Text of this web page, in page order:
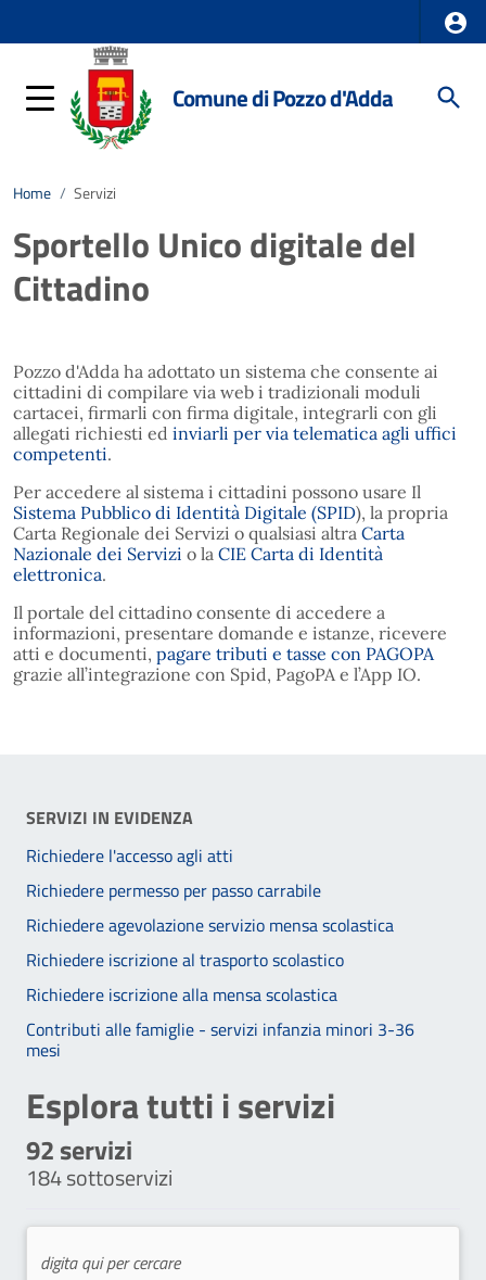
Comune di Pozzo d'Adda
Home / Servizi
Sportello Unico digitale del
Cittadino
Pozzo d'Adda ha adottato un sistema che consente ai
cittadini di compilare via web i tradizionali moduli
cartacei, firmarli con firma digitale, integrarli con gli
allegati richiesti ed inviarli per via telematica agli uffici
competenti.
Per accedere al sistema i cittadini possono usare Il
Sistema Pubblico di Identità Digitale (SPID), la propria
Carta Regionale dei Servizi o qualsiasi altra Carta
Nazionale dei Servizi o la CIE Carta di Identità
elettronica.
Il portale del cittadino consente di accedere a
informazioni, presentare domande e istanze, ricevere
atti e documenti, pagare tributi e tasse con PAGOPA
grazie all’integrazione con Spid, PagoPA e l’App IO.
Esplora tutti i servizi
92servizi
184sottoservizi
SERVIZI IN EVIDENZA
Richiedere l'accesso agli atti
Richiedere permesso per passo carrabile
Richiedere agevolazione servizio mensa scolastica
Richiedere iscrizione al trasporto scolastico
Richiedere iscrizione alla mensa scolastica
Contributi alle famiglie - servizi infanzia minori 3-36
mesi